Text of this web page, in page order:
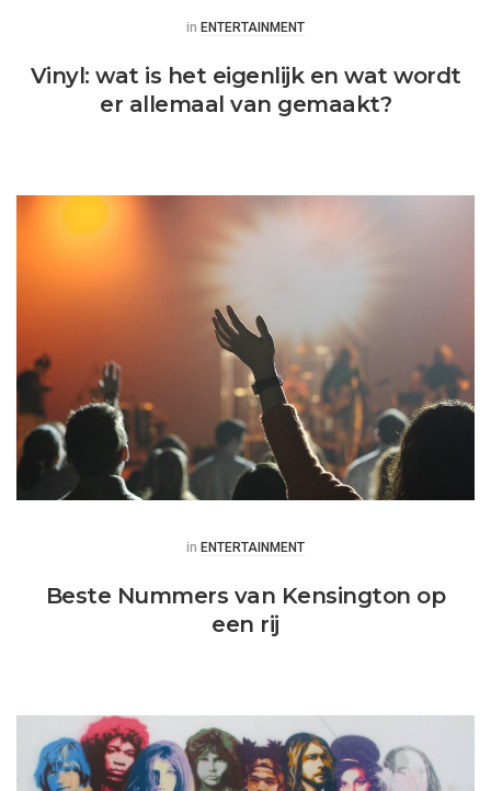
Posted
in ENTERTAINMENT
Vinyl: wat is het eigenlijk en wat wordt
er allemaal van gemaakt?
Posted
in ENTERTAINMENT
Beste Nummers van Kensington op
een rij